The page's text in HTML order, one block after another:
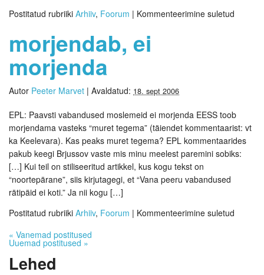
Postitatud rubriiki Arhiiv, Foorum | Kommenteerimine suletud
morjendab, ei
morjenda
Autor Peeter Marvet | Avaldatud: 18. sept 2006
EPL: Paavsti vabandused moslemeid ei morjenda EESS toob
morjendama vasteks “muret tegema” (täiendet kommentaarist: vt
ka Keelevara). Kas peaks muret tegema? EPL kommentaarides
pakub keegi Brjussov vaste mis minu meelest paremini sobiks:
[…] Kui teil on stiliseeritud artikkel, kus kogu tekst on
“noortepärane”, siis kirjutagegi, et “Vana peeru vabandused
rätipäid ei koti.” Ja nii kogu […]
Postitatud rubriiki Arhiiv, Foorum | Kommenteerimine suletud
« Vanemad postitused
Uuemad postitused »
Lehed